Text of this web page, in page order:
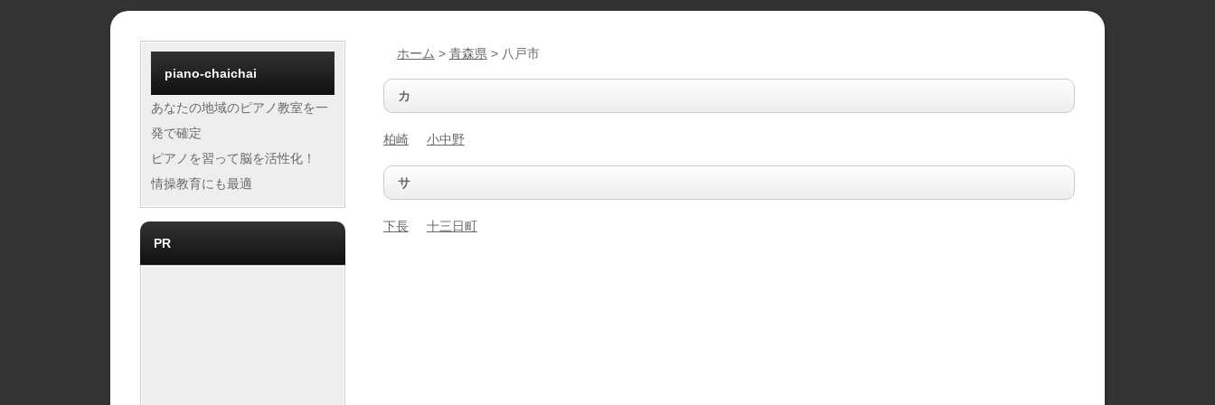
ホーム > 青森県 > 八戸市
カ
柏崎 小中野
サ
下長 十三日町
piano-chaichai
あなたの地域のピアノ教室を一
発で確定
ピアノを習って脳を活性化！
情操教育にも最適
PR